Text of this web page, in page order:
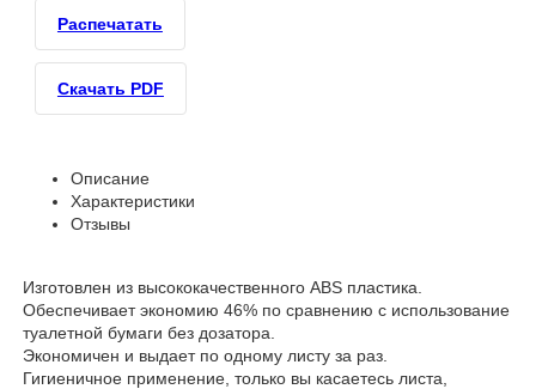
Распечатать
Скачать PDF
Описание
Характеристики
Отзывы
Изготовлен из высококачественного ABS пластика.
Обеспечивает экономию 46% по сравнению с использование
туалетной бумаги без дозатора.
Экономичен и выдает по одному листу за раз.
Гигиеничное применение, только вы касаетесь листа,